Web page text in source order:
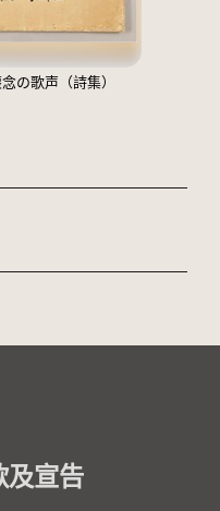
の歌声（詩集）
及宣告